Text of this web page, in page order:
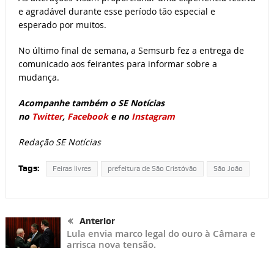
e agradável durante esse período tão especial e
esperado por muitos.
No último final de semana, a Semsurb fez a entrega de
comunicado aos feirantes para informar sobre a
mudança.
Acompanhe também o SE Notícias
no Twitter, Facebooke no Instagram
Redação SE Notícias
Tags: Feiras livres prefeitura de São Cristóvão São João
Anterior
Lula envia marco legal do ouro à Câmara e
arrisca nova tensão.